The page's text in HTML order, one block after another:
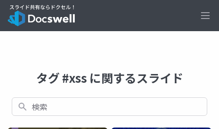
タグ #xss に関するスライド
検索